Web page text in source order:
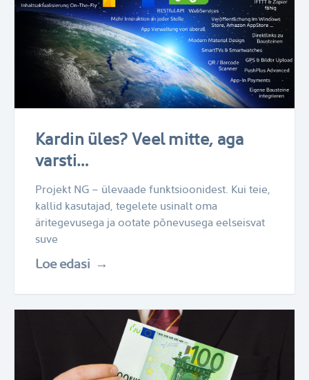
Kardin üles? Veel mitte, aga
varsti…
Projekt NG – ülevaade funktsioonidest. Kui teie,
kallid kasutajad, tegelete usinalt oma
äritegevusega ja ootate põnevusega eelseisvat
suve
Loe edasi